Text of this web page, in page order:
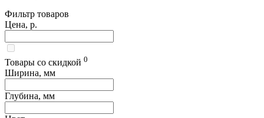
Фильтр товаров
Цена, р.
Товары со скидкой 0
Ширина, мм
Глубина, мм